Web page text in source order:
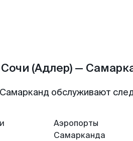
(Адлер) —
обслуживают
Аэропорты
Самарканда